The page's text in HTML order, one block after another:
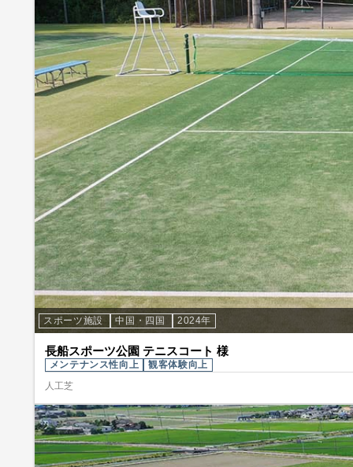
スポーツ施設 中国・四国 2024年
長船スポーツ公園 テニスコート 様
メンテナンス性向上
観客体験向上
人工芝